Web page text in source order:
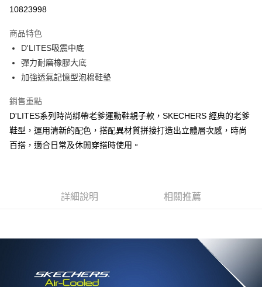
相關說明
【大哥付你分期使用說明】
1.本服務由台灣大哥大提供，台灣大哥大用戶可立即使用無須另外申請。
2.付款方式選擇「大哥付你分期」，訂單成立後會自動跳轉到大哥付的交易
流程，驗證手機門號後，選擇欲分期的期數、繳款截止日，確認付款後即完
3.實際核准額度、可分期數及費用金額請依後續交易確認頁面所載為準。
4.訂單成立30分鐘內，如未前往確認交易或遇審核未通過，訂單將自動取
消。如遇「轉專審核」未通過狀況，表示未達大哥付你分期系統評分，恕無
法說明評估內容。
【繳款方式說明】
買賣價金債權讓與本公司後，依約使用本公司帳單繳交帳款。
2.基於同意付款使用「大哥付你分期」之契約關係目的，商店將以您的個人
資料（包含姓名、電話或地址）提供予台灣大哥大進項蒐集、處理及利用，
由本公司與您本人進行分期帳單所需資料之確認、核對及更正。
3.完整用戶服務條款，請詳閱以下連結：
ATM付款
宅配
10823998
商品特色
D'LITES吸震中底
彈力耐磨橡膠大底
加強透氣記憶型泡棉鞋墊
銷售重點
D'LITES系列時尚綁帶老爹運動鞋親子款，SKECHERS 經典的老爹
鞋型，運用清新的配色，搭配異材質拼接打造出立體層次感，時尚
百搭，適合日常及休閒穿搭時使用。
詳細說明 相關推薦